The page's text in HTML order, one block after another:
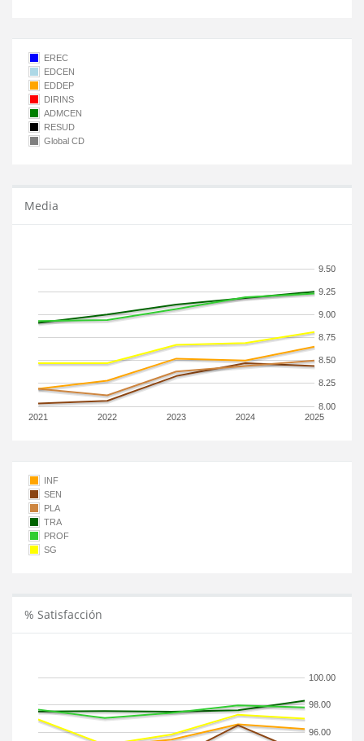
EREC
EDCEN
EDDEP
DIRINS
ADMCEN
RESUD
Global CD
Media
2021 2022 2023 2024 2025
8.00
8.25
8.50
8.75
9.00
9.25
9.50
INF
SEN
PLA
TRA
PROF
SG
% Satisfacción
96.00
98.00
100.00